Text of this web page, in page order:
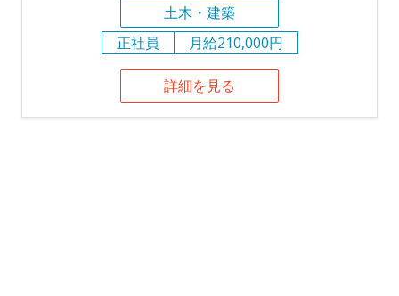
土木・建築
正社員
月給210,000円
詳細を見る